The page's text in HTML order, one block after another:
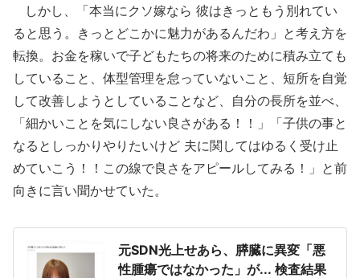
しかし、「本当にクソ嫁なら 彼はきっともう別れてい
ると思う。きっとどこかに魅力があるんだわ」と考え方を
転換。お金を稼いで子どもたちの将来のために積み立ても
していること、体型管理を怠っていないこと、短所を自覚
して改善しようとしていることなど、自分の長所を並べ、
「細かいことを気にしない良さがある！！」「子供の事と
なるとしっかりやりたいけど 夫に関してはゆるく受け止
めていこう！！この線で良さをアピールしてみる！」と前
向きに言い聞かせていた。
元SDN光上せあら、膵臓に異変「悪
性腫瘍ではなかった」が... 検査結果